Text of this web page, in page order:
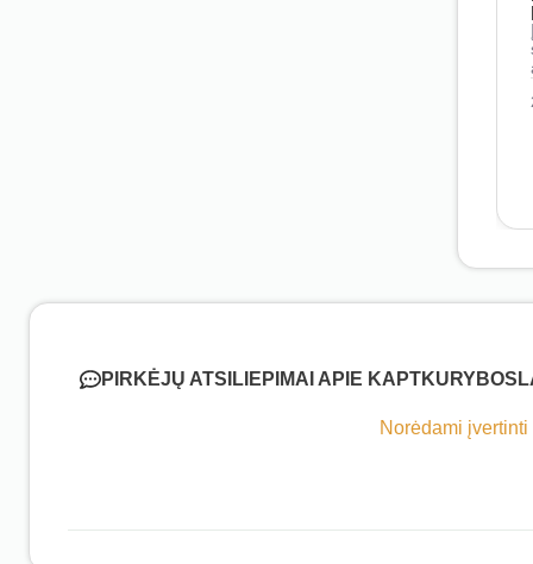
PIRKĖJŲ ATSILIEPIMAI APIE
Norėdami